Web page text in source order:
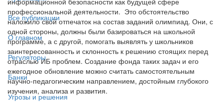
Все публикации
О главном
Регуляторы
Банки
Угрозы и решения
профессиональной деятельности. Это обстоятельство
наложило свой отпечаток на состав заданий олимпиад. Они, с
одной стороны, должны были базироваться на школьной
программе, а с другой, помогать выявлять у школьников
заинтересованность и склонность к решению стоящих перед
отраслью ИБ проблем. Создание фонда таких задач и его
ежегодное обновление можно считать самостоятельным
научно-педагогическим направлением, достойным глубокого
изучения, анализа и развития.